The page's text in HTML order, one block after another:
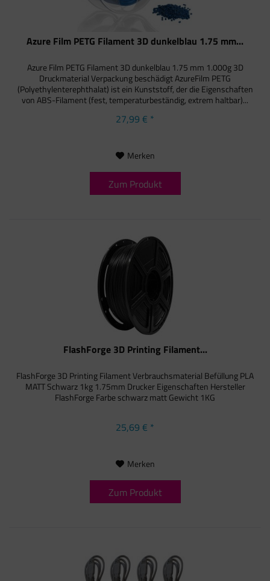
Azure Film PETG Filament 3D dunkelblau 1.75 mm...
Azure Film PETG Filament 3D dunkelblau 1.75 mm 1.000g 3D
Druckmaterial Verpackung beschädigt AzureFilm PETG
(Polyethylenterephthalat) ist ein Kunststoff, der die Eigenschaften
von ABS-Filament (fest, temperaturbeständig, extrem haltbar)...
27,99 € *
Merken
Zum Produkt
FlashForge 3D Printing Filament...
FlashForge 3D Printing Filament Verbrauchsmaterial Befüllung PLA
MATT Schwarz 1kg 1.75mm Drucker Eigenschaften Hersteller
FlashForge Farbe schwarz matt Gewicht 1KG
25,69 € *
Merken
Zum Produkt